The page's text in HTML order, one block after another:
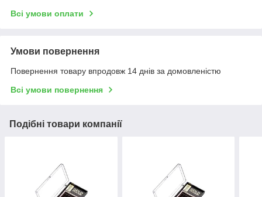
Всі умови оплати
Умови повернення
Повернення товару впродовж 14 днів за домовленістю
Всі умови повернення
Подібні товари компанії